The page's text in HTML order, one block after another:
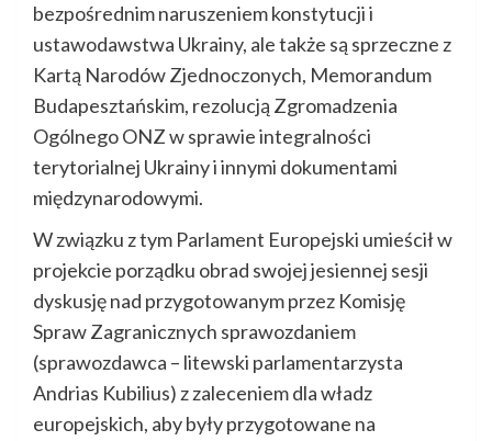
bezpośrednim naruszeniem konstytucji i
ustawodawstwa Ukrainy, ale także są sprzeczne z
Kartą Narodów Zjednoczonych, Memorandum
Budapesztańskim, rezolucją Zgromadzenia
Ogólnego ONZ w sprawie integralności
terytorialnej Ukrainy i innymi dokumentami
międzynarodowymi.
W związku z tym Parlament Europejski umieścił w
projekcie porządku obrad swojej jesiennej sesji
dyskusję nad przygotowanym przez Komisję
Spraw Zagranicznych sprawozdaniem
(sprawozdawca – litewski parlamentarzysta
Andrias Kubilius) z zaleceniem dla władz
europejskich, aby były przygotowane na